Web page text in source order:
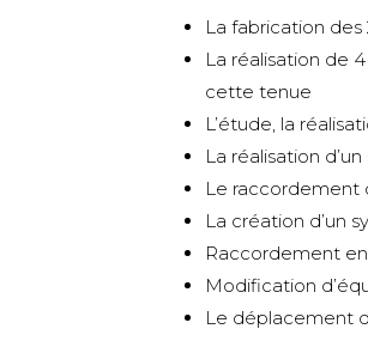
La fabrication des
La réalisation de
cette tenue
L’étude, la
La réalisation
Le raccordement
La création d’un
Raccordement
Modification
Le déplacement